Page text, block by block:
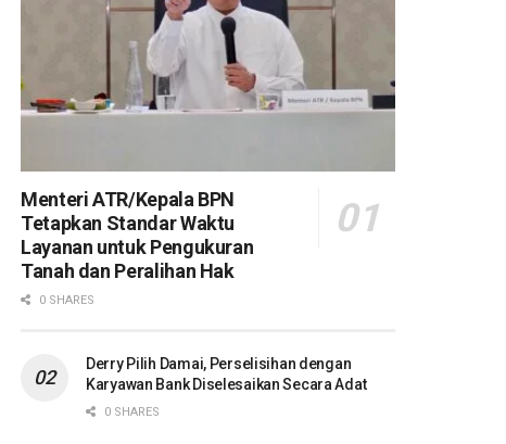
Menteri ATR/Kepala BPN
Tetapkan Standar Waktu
Layanan untuk Pengukuran
Tanah dan Peralihan Hak
0 SHARES
Derry Pilih Damai, Perselisihan dengan
Karyawan Bank Diselesaikan Secara Adat
0 SHARES